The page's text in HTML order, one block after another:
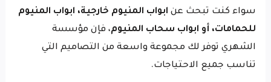
سواء كنت تبحث عن ابواب المنيوم خارجية، ابواب المنيوم
للحمامات، أو ابواب سحاب المنيوم، فإن مؤسسة
الشهري توفر لك مجموعة واسعة من التصاميم التي
تناسب جميع الاحتياجات.